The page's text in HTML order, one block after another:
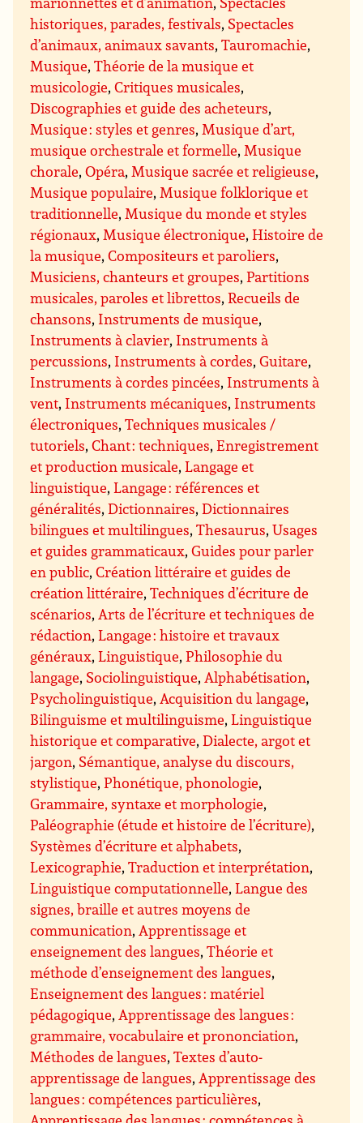
historiques, parades, festivals, Spectacles
d’animaux, animaux savants,Tauromachie,
Musique,Théorie de la musique et
musicologie,Critiques musicales,
Discographies et guide des acheteurs,
Musique : styles et genres,Musique d’art,
musique orchestrale et formelle,Musique
chorale,Opéra,Musique sacrée et religieuse,
Musique populaire,Musique folklorique et
traditionnelle,Musique du monde et styles
régionaux,Musique électronique,Histoire de
la musique,Compositeurs et paroliers,
Musiciens, chanteurs et groupes,Partitions
musicales, paroles et librettos,Recueils de
chansons, Instruments de musique,
Instruments à clavier, Instruments à
percussions, Instruments à cordes,Guitare,
Instruments à cordes pincées, Instruments à
vent, Instruments mécaniques, Instruments
électroniques,Techniques musicales /
tutoriels,Chant : techniques,Enregistrement
et production musicale,Langage et
linguistique,Langage : références et
généralités,Dictionnaires,Dictionnaires
bilingues et multilingues,Thesaurus,Usages
et guides grammaticaux,Guides pour parler
en public,Création littéraire et guides de
création littéraire,Techniques d’écriture de
scénarios,Arts de l’écriture et techniques de
rédaction,Langage : histoire et travaux
généraux,Linguistique,Philosophie du
langage, Sociolinguistique,Alphabétisation,
Psycholinguistique,Acquisition du langage,
Bilinguisme et multilinguisme,Linguistique
historique et comparative,Dialecte, argot et
jargon, Sémantique, analyse du discours,
stylistique,Phonétique, phonologie,
Grammaire, syntaxe et morphologie,
Paléographie (étude et histoire de l’écriture),
Systèmes d’écriture et alphabets,
Lexicographie,Traduction et interprétation,
Linguistique computationnelle,Langue des
signes, braille et autres moyens de
communication,Apprentissage et
enseignement des langues,Théorie et
méthode d’enseignement des langues,
Enseignement des langues : matériel
pédagogique,Apprentissage des langues :
grammaire, vocabulaire et prononciation,
Méthodes de langues,Textes d’auto-
apprentissage de langues,Apprentissage des
langues : compétences particulières,